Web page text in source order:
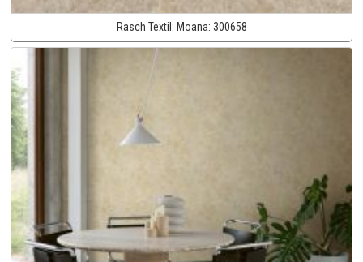
Rasch Textil: Moana: 300658